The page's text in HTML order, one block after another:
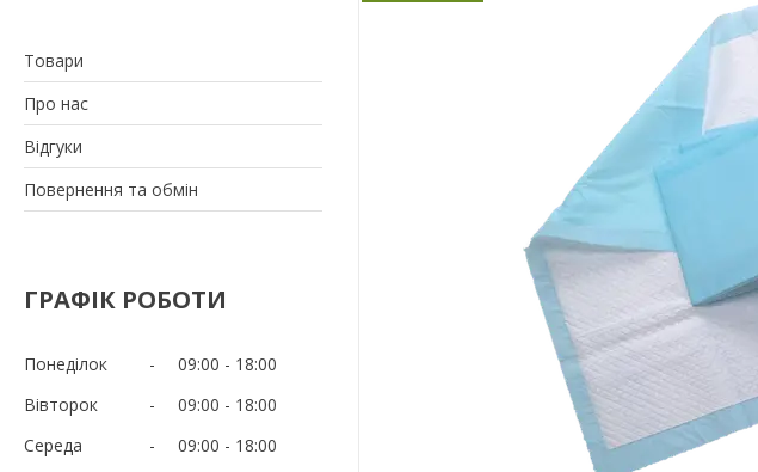
Товари
Про нас
Відгуки
Повернення та обмін
ГРАФІК РОБОТИ
Понеділок 09:00
18:00
Вівторок
09:00
18:00
Середа
09:00
18:00